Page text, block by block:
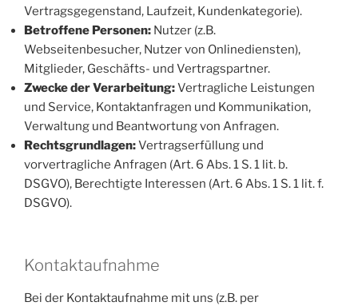
Vertragsgegenstand, Laufzeit, Kundenkategorie).
Betroffene Personen: Nutzer (z.B.
Webseitenbesucher, Nutzer von Onlinediensten),
Mitglieder, Geschäfts- und Vertragspartner.
Zwecke der Verarbeitung:Vertragliche Leistungen
und Service, Kontaktanfragen und Kommunikation,
Verwaltung und Beantwortung von Anfragen.
Rechtsgrundlagen:Vertragserfüllung und
vorvertragliche Anfragen (Art. 6 Abs. 1 S. 1 lit. b.
DSGVO), Berechtigte Interessen (Art. 6 Abs. 1 S. 1 lit. f.
DSGVO).
Kontaktaufnahme
Bei der Kontaktaufnahme mit uns (z.B. per